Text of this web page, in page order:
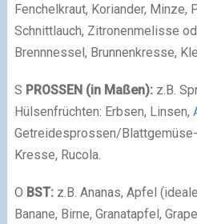
Fenchelkraut, Koriander, Minze,
Schnittlauch, Zitronenmelisse
Brennnessel, Brunnenkresse,
S PROSSEN (in Maßen):z.B.
Hülsenfrüchten: Erbsen, Linsen,
Getreidesprossen/
Kresse, Rucola.
O BST: z.B. Ananas, Apfel
Banane, Birne, Granatapfel,